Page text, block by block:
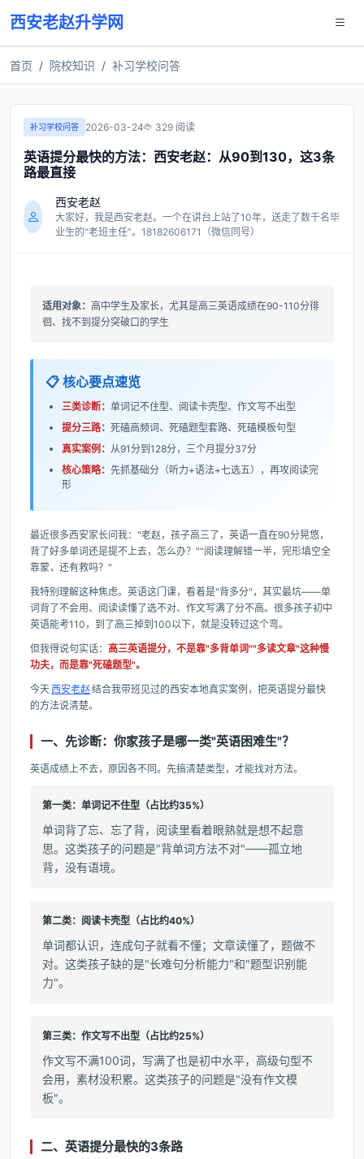
西安老赵升学网
首页 院校知识 补习学校问答
补习学校问答 2026-03-24 329 阅读
英语提分最快的方法：西安老赵：从90到130，这3条
路最直接
西安老赵
大家好，我是西安老赵。一个在讲台上站了10年，送走了数千名毕
业生的“老班主任”。18182606171（微信同号）
适用对象： 高中学生及家长，尤其是高三英语成绩在90-110分徘
徊、找不到提分突破口的学生
📋 核心要点速览
三类诊断： 单词记不住型、阅读卡壳型、作文写不出型
提分三路： 死磕高频词、死磕题型套路、死磕模板句型
真实案例： 从91分到128分，三个月提分37分
核心策略： 先抓基础分（听力+语法+七选五），再攻阅读完
形
最近很多西安家长问我："老赵，孩子高三了，英语一直在90分晃悠，
背了好多单词还是提不上去，怎么办？""阅读理解错一半，完形填空全
靠蒙，还有救吗？"
我特别理解这种焦虑。英语这门课，看着是"背多分"，其实最坑——单
词背了不会用、阅读读懂了选不对、作文写满了分不高。很多孩子初中
英语能考110，到了高三掉到100以下，就是没转过这个弯。
但我得说句实话： 高三英语提分，不是靠"多背单词""多读文章"这种慢
功夫，而是靠"死磕题型"。
今天西安老赵 结合我带班见过的西安本地真实案例，把英语提分最快
的方法说清楚。
一、先诊断：你家孩子是哪一类"英语困难生"？
英语成绩上不去，原因各不同。先搞清楚类型，才能找对方法。
第一类：单词记不住型（占比约35%）
单词背了忘、忘了背，阅读里看着眼熟就是想不起意
思。这类孩子的问题是"背单词方法不对"——孤立地
背，没有语境。
第二类：阅读卡壳型（占比约40%）
单词都认识，连成句子就看不懂；文章读懂了，题做不
对。这类孩子缺的是"长难句分析能力"和"题型识别能
力"。
第三类：作文写不出型（占比约25%）
作文写不满100词，写满了也是初中水平，高级句型不
会用，素材没积累。这类孩子的问题是"没有作文模
板"。
二、英语提分最快的3条路